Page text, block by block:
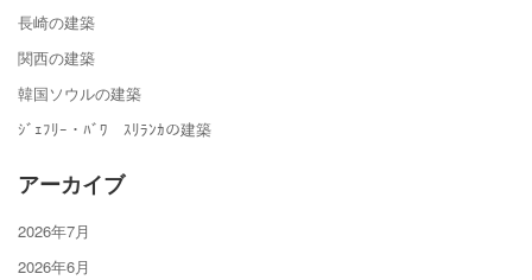
長崎の建築
関西の建築
韓国ソウルの建築
ｼﾞｪﾌﾘｰ・ﾊﾞﾜ ｽﾘﾗﾝｶの建築
アーカイブ
2026年7月
2026年6月